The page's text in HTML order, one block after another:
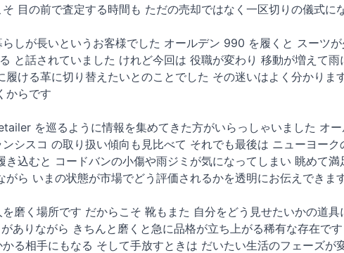
目の前で査定する時間も ただの売却ではなく一区切りの儀式に
しが長いというお客様でした オールデン 990 を履くと スーツ
と話されていました けれど今回は 役職が変わり 移動が増えて雨
ける革に切り替えたいとのことでした その迷いはよく分かりま
からです
を巡るように情報を集めてきた方がいらっしゃいました オ
シスコ の取り扱い傾向も見比べて それでも最後は ニューヨーク
込むと コードバンの小傷や雨ジミが気になってしまい 眺めて満
ら いまの状態が市場でどう評価されるかを透明にお伝えできま
磨く場所です だからこそ 靴もまた 自分をどう見せたいかの道
ありながら きちんと磨くと急に品格が立ち上がる稀有な存在で
る相手にもなる そして手放すときは だいたい生活のフェーズが